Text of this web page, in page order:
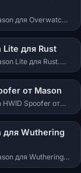
для Overwatch
меню
Lite для Rust
Lite для Rust.
Culling, ESP и
от Mason
HWID Spoofer от
для Wuthering
для Wuthering
инжект,